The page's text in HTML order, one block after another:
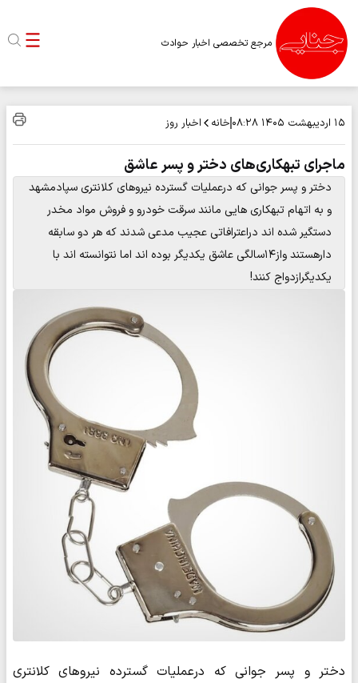
مرجع تخصصی اخبار حوادث
۱۵ اردیبهشت ۱۴۰۵ ۰۸:۲۸ خانه اخبار روز
ماجرای تبهکاری‌های دختر و پسر عاشق
دختر و پسر جوانی که درعملیات گسترده نیروهای کلانتری سپادمشهد
و به اتهام تبهکاری هایی مانند سرقت خودرو و فروش مواد مخدر
دستگیر شده اند دراعترافاتی عجیب مدعی شدند که هر دو سابقه
دارهستند واز۱۴سالگی عاشق یکدیگر بوده اند اما نتوانسته اند با
یکدیگرازدواج کنند!
دختر و پسر جوانی که درعملیات گسترده نیروهای کلانتری